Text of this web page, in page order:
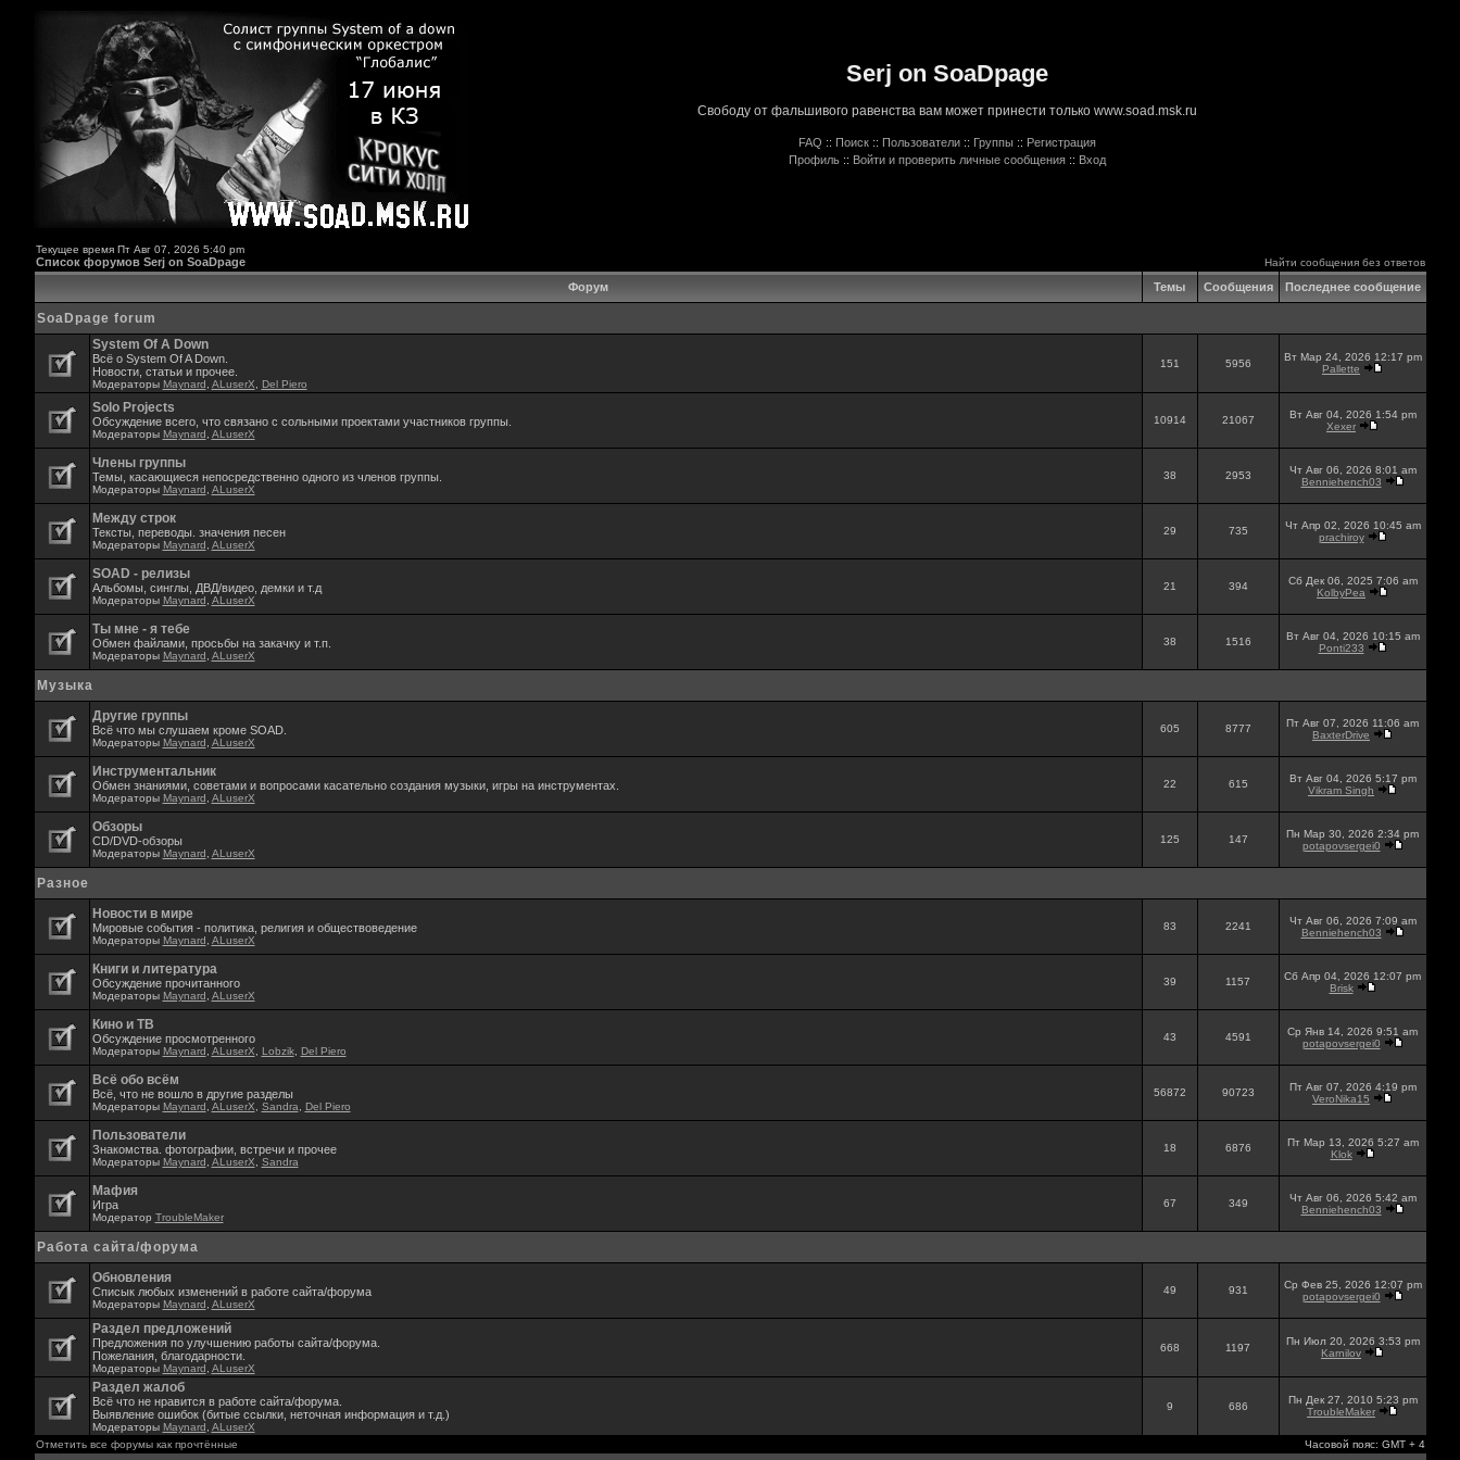
Serj on SoaDpage
Свободу от фальшивого равенства вам может принести только www.soad.msk.ru
FAQ :: Поиск :: Пользователи :: Группы :: Регистрация
Профиль :: Войти и проверить личные сообщения :: Вход
Текущее время Пт Авг 07, 2026 5:40 pm
Список форумов Serj on SoaDpage Найти сообщения без ответов
Форум Темы Сообщения Последнее сообщение
SoaDpage forum
System Of A Down
Всё о System Of A Down.
Новости, статьи и прочее.
Модераторы Maynard ALuserX Del Piero
151 5956
Вт Мар 24, 2026 12:17 pm
Pallette
Solo Projects
Обсуждение всего, что связано с сольными проектами участников группы.
Модераторы Maynard ALuserX
10914 21067
Вт Авг 04, 2026 1:54 pm
Xexer
Члены группы
Темы, касающиеся непосредственно одного из членов группы.
Модераторы Maynard ALuserX
38 2953
Чт Авг 06, 2026 8:01 am
Benniehench03
Между строк
Тексты, переводы. значения песен
Модераторы Maynard ALuserX
29 735
Чт Апр 02, 2026 10:45 am
prachiroy
SOAD - релизы
Альбомы, синглы, ДВД/видео, демки и т.д
Модераторы Maynard ALuserX
21 394
Сб Дек 06, 2025 7:06 am
KolbyPea
Ты мне - я тебе
Обмен файлами, просьбы на закачку и т.п.
Модераторы Maynard ALuserX
38 1516
Вт Авг 04, 2026 10:15 am
Ponti233
Музыка
Другие группы
Всё что мы слушаем кроме SOAD.
Модераторы Maynard ALuserX
605 8777
Пт Авг 07, 2026 11:06 am
BaxterDrive
Инструментальник
Обмен знаниями, советами и вопросами касательно создания музыки, игры на инструментах.
Модераторы Maynard ALuserX
22 615
Вт Авг 04, 2026 5:17 pm
Vikram Singh
Обзоры
CD/DVD-обзоры
Модераторы Maynard ALuserX
125 147
Пн Мар 30, 2026 2:34 pm
potapovsergei0
Разное
Новости в мире
Мировые события - политика, религия и обществоведение
Модераторы Maynard ALuserX
83 2241
Чт Авг 06, 2026 7:09 am
Benniehench03
Книги и литература
Обсуждение прочитанного
Модераторы Maynard ALuserX
39 1157
Сб Апр 04, 2026 12:07 pm
Brisk
Кино и ТВ
Обсуждение просмотренного
Модераторы Maynard ALuserX Lobzik, Del Piero
43 4591
Ср Янв 14, 2026 9:51 am
potapovsergei0
Всё обо всём
Всё, что не вошло в другие разделы
Модераторы Maynard ALuserX Sandra Del Piero
56872 90723
Пт Авг 07, 2026 4:19 pm
VeroNika15
Пользователи
Знакомства. фотографии, встречи и прочее
Модераторы Maynard ALuserX Sandra
18 6876
Пт Мар 13, 2026 5:27 am
Klok
Мафия
Игра
Модератор TroubleMaker
67 349
Чт Авг 06, 2026 5:42 am
Benniehench03
Работа сайта/форума
Обновления
Списык любых изменений в работе сайта/форума
Модераторы Maynard ALuserX
49 931
Ср Фев 25, 2026 12:07 pm
potapovsergei0
Раздел предложений
Предложения по улучшению работы сайта/форума.
Пожелания, благодарности.
Модераторы Maynard ALuserX
668 1197
Пн Июл 20, 2026 3:53 pm
Karnilov
Раздел жалоб
Всё что не нравится в работе сайта/форума.
Выявление ошибок (битые ссылки, неточная информация и т.д.)
Модераторы Maynard ALuserX
9 686
Пн Дек 27, 2010 5:23 pm
TroubleMaker
Отметить все форумы как прочтённые Часовой пояс: GMT + 4